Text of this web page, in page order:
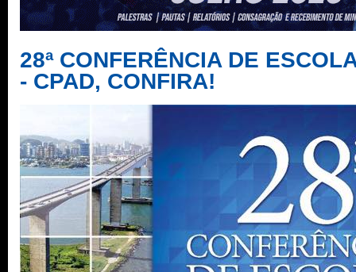
28ª CONFERÊNCIA DE
- CPAD, CONFIRA!